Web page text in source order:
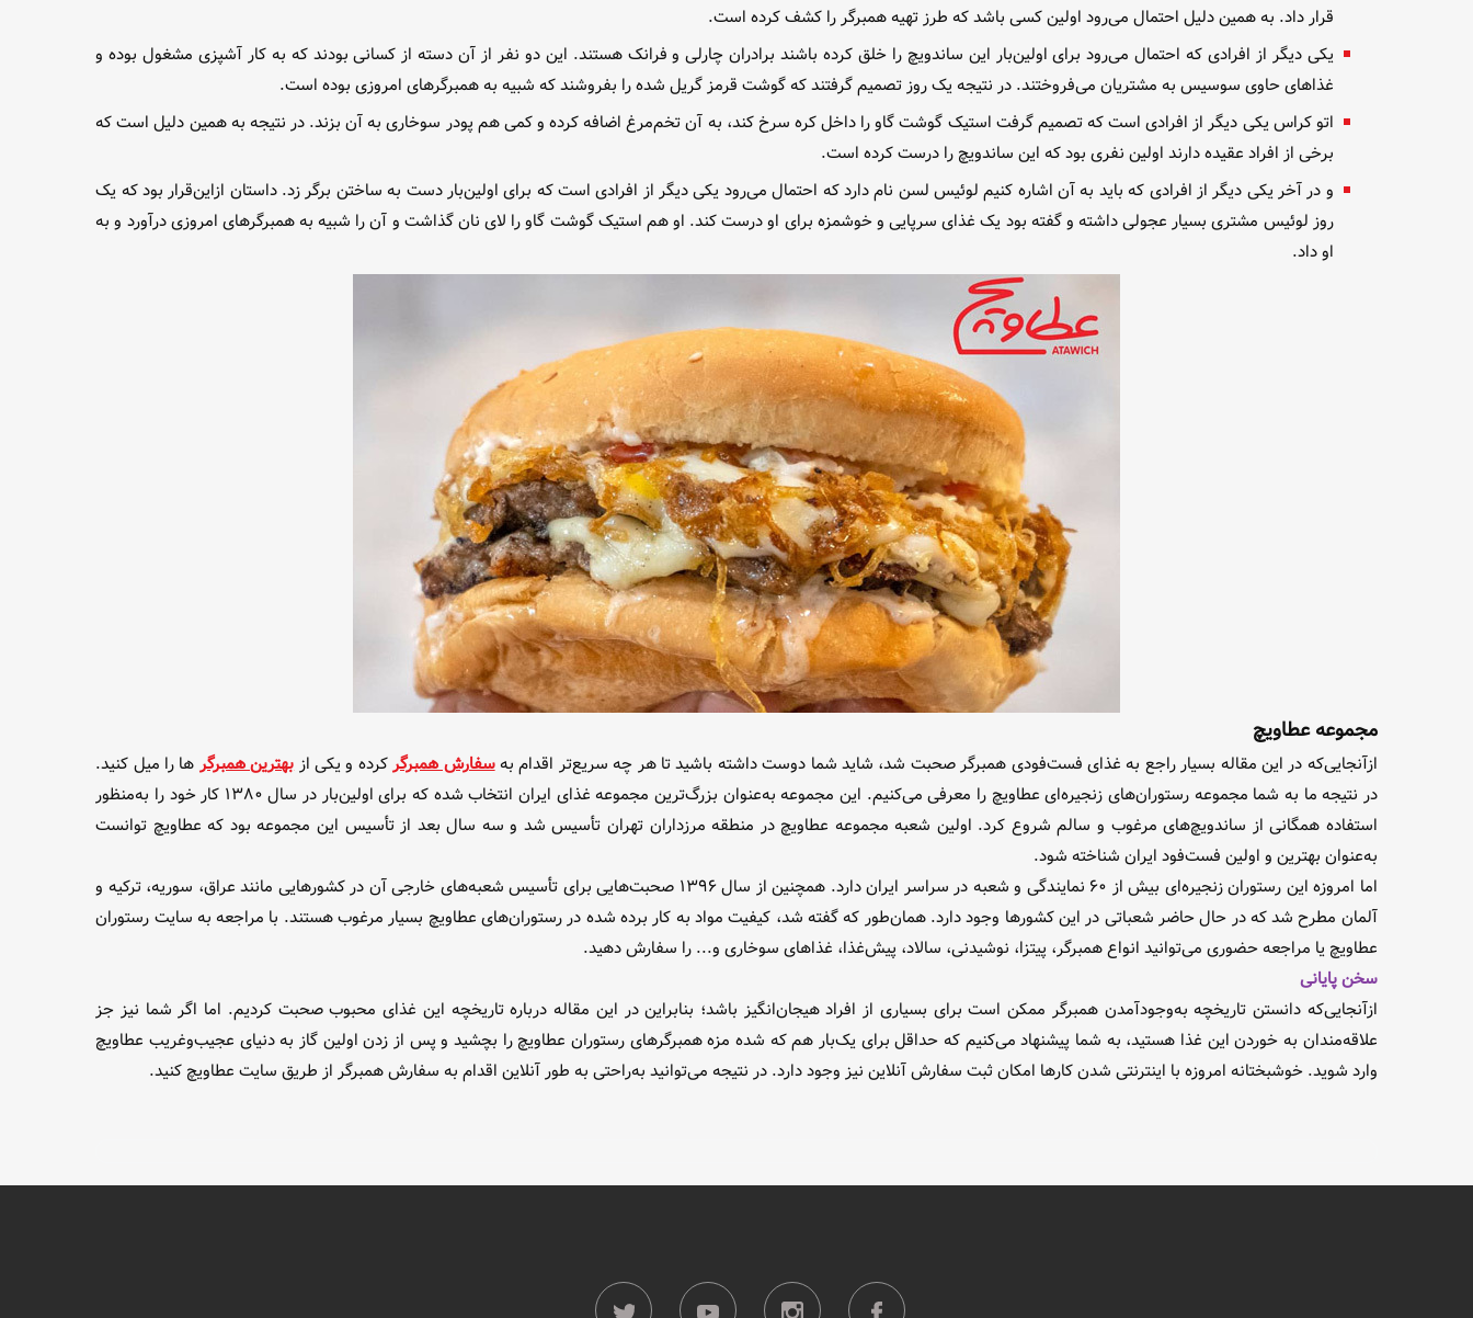
قرار داد. به همین دلیل احتمال می‌رود اولین کسی باشد که طرز تهیه همبرگر را کشف کرده است.
یکی دیگر از افرادی که احتمال می‌رود برای اولین‌بار این ساندویچ را خلق کرده باشند برادران چارلی و فرانک هستند. این دو نفر از آن دسته از کسانی بودند که به کار آشپزی مشغول بوده و
غذا‌های حاوی سوسیس به مشتریان می‌فروختند. در نتیجه یک روز تصمیم گرفتند که گوشت قرمز گریل شده را بفروشند که شبیه به همبرگر‌های امروزی بوده است.
اتو کراس یکی دیگر از افرادی است که تصمیم گرفت استیک گوشت گاو را داخل کره سرخ کند، به آن تخم‌مرغ اضافه کرده و کمی هم پودر سوخاری به آن بزند. در نتیجه به همین دلیل است که
برخی از افراد عقیده دارند اولین نفری بود که این ساندویچ را درست کرده است.
و در آخر یکی دیگر از افرادی که باید به آن اشاره کنیم لوئیس لسن نام دارد که احتمال می‌رود یکی دیگر از افرادی است که برای اولین‌بار دست به ساختن برگر زد. داستان ازاین‌قرار بود که یک
روز لوئیس مشتری بسیار عجولی داشته و گفته بود یک غذای سرپایی و خوشمزه برای او درست کند. او هم استیک گوشت گاو را لای نان گذاشت و آن را شبیه به همبرگر‌های امروزی درآورد و به
او داد.
مجموعه عطاویچ
ازآنجایی‌که در این مقاله بسیار راجع به غذای فست‌فودی همبرگر صحبت شد، شاید شما دوست داشته باشید تا هر چه سریع‌تر اقدام بهسفارش همبرگرکرده و یکی ازبهترین همبرگر ها را میل کنید.
در نتیجه ما به شما مجموعه رستوران‌های زنجیره‌ای عطاویچ را معرفی می‌کنیم. این مجموعه به‌عنوان بزرگ‌ترین مجموعه غذای ایران انتخاب شده که برای اولین‌بار در سال ۱۳۸۰ کار خود را به‌منظور
استفاده همگانی از ساندویچ‌های مرغوب و سالم شروع کرد. اولین شعبه مجموعه عطاویچ در منطقه مرزداران تهران تأسیس شد و سه سال بعد از تأسیس این مجموعه بود که عطاویچ توانست
به‌عنوان بهترین و اولین فست‌فود ایران شناخته شود.
اما امروزه این رستوران زنجیره‌ای بیش از ۶۰ نمایندگی و شعبه در سراسر ایران دارد. همچنین از سال ۱۳۹۶ صحبت‌هایی برای تأسیس شعبه‌های خارجی آن در کشور‌هایی مانند عراق، سوریه، ترکیه و
آلمان مطرح شد که در حال حاضر شعباتی در این کشورها وجود دارد. همان‌طور که گفته شد، کیفیت مواد به کار برده شده در رستوران‌های عطاویچ بسیار مرغوب هستند. با مراجعه به سایت رستوران
عطاویچ یا مراجعه حضوری می‌توانید انواع همبرگر، پیتزا، نوشیدنی، سالاد، پیش‌غذا، غذا‌های سوخاری و... را سفارش دهید.
سخن پایانی
ازآنجایی‌که دانستن تاریخچه به‌وجودآمدن همبرگر ممکن است برای بسیاری از افراد هیجان‌انگیز باشد؛ بنابراین در این مقاله درباره تاریخچه این غذای محبوب صحبت کردیم. اما اگر شما نیز جز
علاقه‌مندان به خوردن این غذا هستید، به شما پیشنهاد می‌کنیم که حداقل برای یک‌بار هم که شده مزه همبرگر‌های رستوران عطاویچ را بچشید و پس از زدن اولین گاز به دنیای عجیب‌وغریب عطاویچ
وارد شوید. خوشبختانه امروزه با اینترنتی شدن کار‌ها امکان ثبت سفارش آنلاین نیز وجود دارد. در نتیجه می‌توانید به‌راحتی به طور آنلاین اقدام به سفارش همبرگر از طریق سایت عطاویچ کنید.